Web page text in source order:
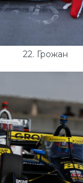
22. Грожан